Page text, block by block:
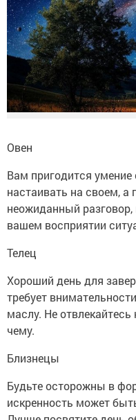
Овен
Вам пригодится
настаивать на своем, а
неожиданный
вашем восприятии
Телец
Хороший день для
требует
маслу. Не
чему.
Близнецы
Будьте осторожны в
искренность может